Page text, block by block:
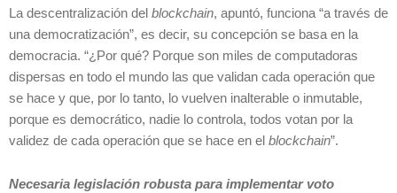
La descentralización del blockchain, apuntó, funciona “a través de
una democratización”, es decir, su concepción se basa en la
democracia. “¿Por qué? Porque son miles de computadoras
dispersas en todo el mundo las que validan cada operación que
se hace y que, por lo tanto, lo vuelven inalterable o inmutable,
porque es democrático, nadie lo controla, todos votan por la
validez de cada operación que se hace en el blockchain”.
Necesaria legislación robusta para implementar voto